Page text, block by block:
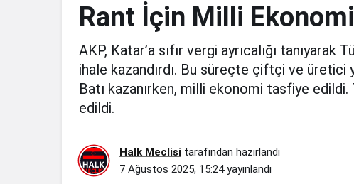
Rant İçin Milli
AKP, Katar’a sıfır vergi ayrıcalığı
ihale kazandırdı. Bu süreçte çiftçi ve üretici
Batı kazanırken, milli ekonomi tasfiye
edildi.
Halk Meclisi tarafından hazırlandı
7 Ağustos 2025, 15:24yayınlandı